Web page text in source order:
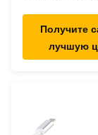
Получите
лучшую